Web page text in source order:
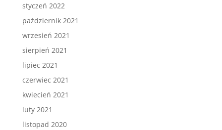
styczeń 2022
październik 2021
wrzesień 2021
sierpień 2021
lipiec 2021
czerwiec 2021
kwiecień 2021
luty 2021
listopad 2020